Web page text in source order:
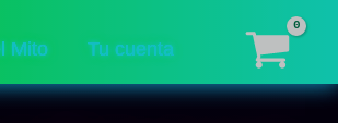
Mito Tu cuenta